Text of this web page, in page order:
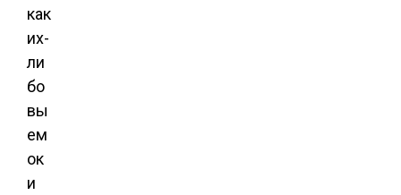
как
их-
ли
бо
вы
ем
ок
и